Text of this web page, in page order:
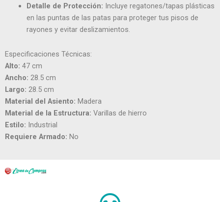
Detalle de Protección: Incluye regatones/tapas plásticas
en las puntas de las patas para proteger tus pisos de
rayones y evitar deslizamientos.
Especificaciones Técnicas:
Alto: 47 cm
Ancho: 28.5 cm
Largo: 28.5 cm
Material del Asiento: Madera
Material de la Estructura: Varillas de hierro
Estilo: Industrial
Requiere Armado: No